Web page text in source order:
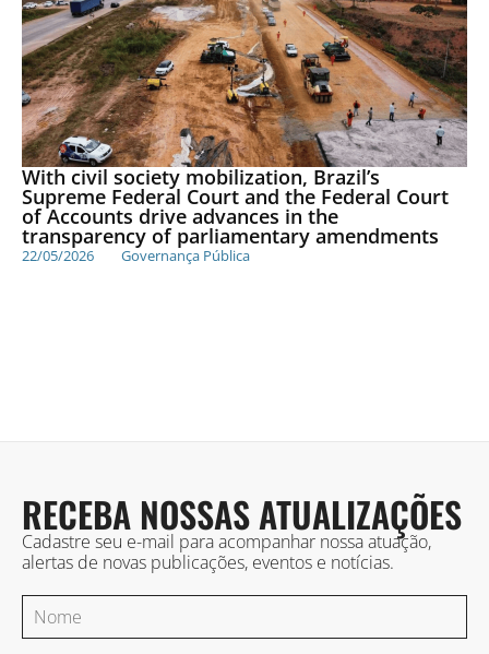
With civil society mobilization, Brazil’s
Supreme Federal Court and the Federal Court
of Accounts drive advances in the
transparency of parliamentary amendments
22/05/2026 Governança Pública
RECEBA NOSSAS ATUALIZAÇÕES
Cadastre seu e-mail para acompanhar nossa atuação,
alertas de novas publicações, eventos e notícias.